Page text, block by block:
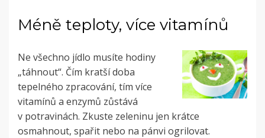
Méně teploty, více vitamínů
Ne všechno jídlo musíte hodiny
„táhnout“. Čím kratší doba
tepelného zpracování, tím více
vitamínů a enzymů zůstává
v potravinách. Zkuste zeleninu jen krátce
osmahnout, spařit nebo na pánvi ogrilovat.